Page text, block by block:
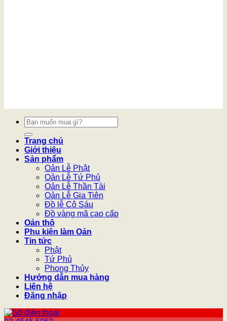
Tìm
kiếm:
Trang chủ
Giới thiệu
Sản phẩm
Oản Lễ Phật
Oản Lễ Tứ Phủ
Oản Lễ Thần Tài
Oản Lễ Gia Tiên
Đồ lễ Cô Sáu
Đồ vàng mã cao cấp
Oản thô
Phụ kiện làm Oản
Tin tức
Phật
Tứ Phủ
Phong Thủy
Hướng dẫn mua hàng
Liên hệ
Đăng nhập